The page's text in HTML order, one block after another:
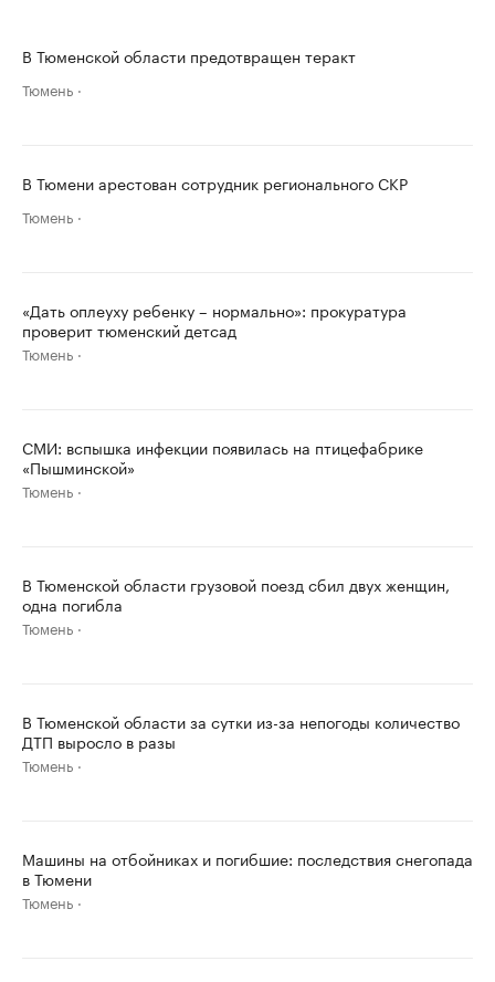
В Тюменской области предотвращен теракт
Тюмень
В Тюмени арестован сотрудник регионального СКР
Тюмень
«Дать оплеуху ребенку – нормально»: прокуратура
проверит тюменский детсад
Тюмень
СМИ: вспышка инфекции появилась на птицефабрике
«Пышминской»
Тюмень
В Тюменской области грузовой поезд сбил двух женщин,
одна погибла
Тюмень
В Тюменской области за сутки из-за непогоды количество
ДТП выросло в разы
Тюмень
Машины на отбойниках и погибшие: последствия снегопада
в Тюмени
Тюмень